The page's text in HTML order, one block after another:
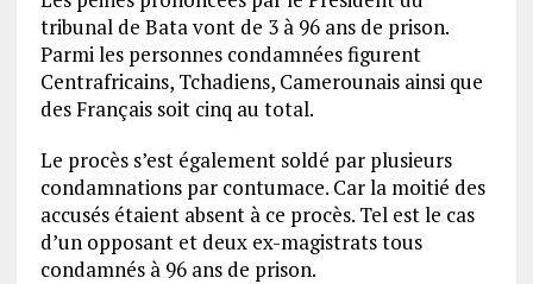
tribunal de Bata vont de 3 à 96 ans de prison.
Parmi les personnes condamnées figurent
Centrafricains, Tchadiens, Camerounais ainsi que
des Français soit cinq au total.
Le procès s’est également soldé par plusieurs
condamnations par contumace. Car la moitié des
accusés étaient absent à ce procès. Tel est le cas
d’un opposant et deux ex-magistrats tous
condamnés à 96 ans de prison.